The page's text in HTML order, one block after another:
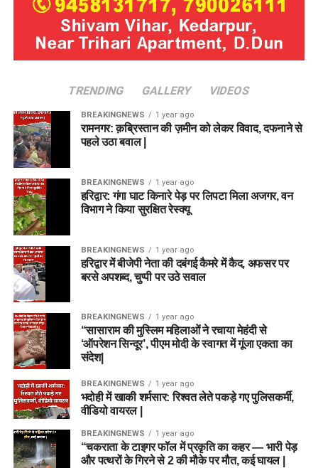
TRENDING GALLERY VIDEOS
BREAKINGNEWS 1 year ago
रामनगर: क़ब्रिस्तान की ज़मीन को लेकर विवाद, दफनाने से
पहले उठा बवाल |
BREAKINGNEWS 1 year ago
हरिद्वार: गंगा घाट किनारे पेड़ पर लिपटा मिला अजगर, वन
विभाग ने किया सुरक्षित रेस्क्यू
BREAKINGNEWS 1 year ago
हरिद्वार में बीजेपी नेता की दबंगई कैमरे में कैद, अफसर पर
बरसे अपशब्द, चुप्पी पर उठे सवाल
BREAKINGNEWS 1 year ago
“सासाराम की मुस्लिम महिलाओं ने रचाया मेहंदी से
‘ऑपरेशन सिन्दूर’, पीएम मोदी के स्वागत में गूंजा एकता का
संदेश|
BREAKINGNEWS 1 year ago
भदोही में खाकी शर्मसार: रिश्वत लेते पकड़े गए पुलिसकर्मी,
वीडियो वायरल |
BREAKINGNEWS 1 year ago
“चकराता के टाइगर फॉल में प्रकृति का कहर — भारी पेड़
और पत्थरों के गिरने से 2 की मौके पर मौत, कई घायल |